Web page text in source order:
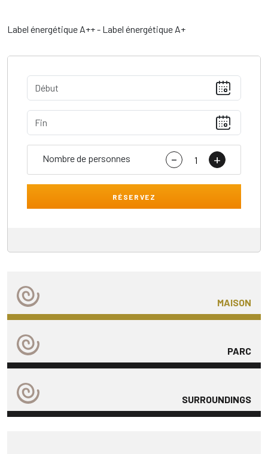
Label énergétique A++ - Label énergétique A+
Nombre de personnes - +
RÉSERVEZ
MAISON
PARC
SURROUNDINGS